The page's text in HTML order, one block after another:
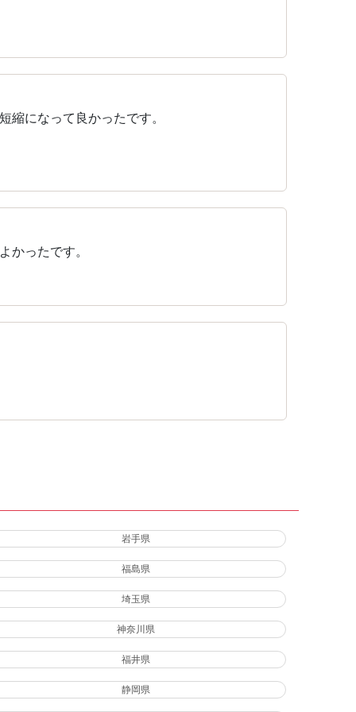
縮になって良かったです。
かったです。
岩手県
福島県
埼玉県
神奈川県
福井県
静岡県